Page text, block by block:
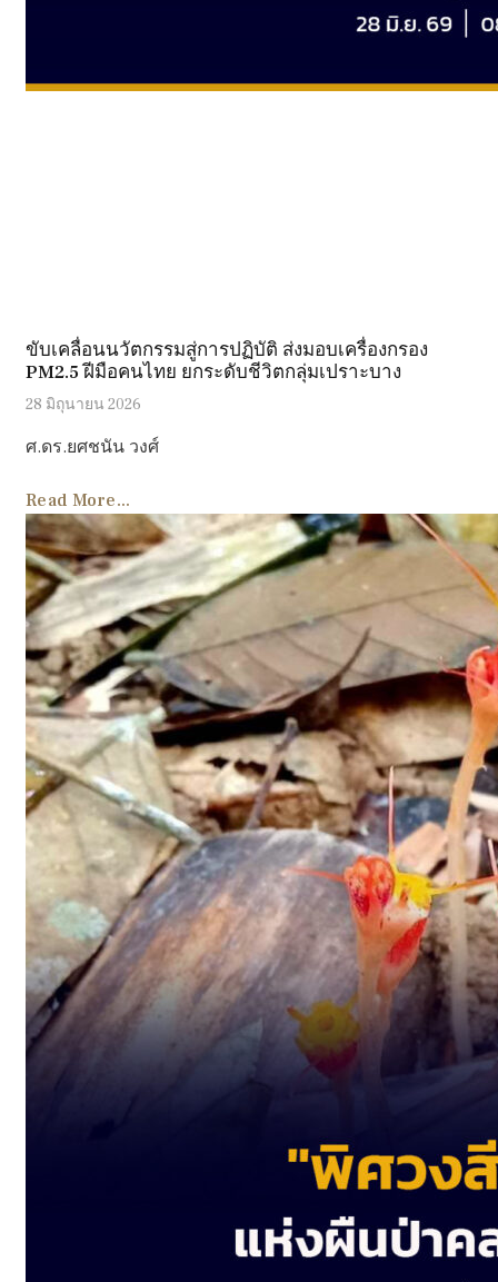
ขับเคลื่อนนวัตกรรมสู่การปฏิบัติ ส่งมอบเครื่องกรอง
PM2.5 ฝีมือคนไทย ยกระดับชีวิตกลุ่มเปราะบาง
28 มิถุนายน 2026
ศ.ดร.ยศชนัน วงศ์
Read More...